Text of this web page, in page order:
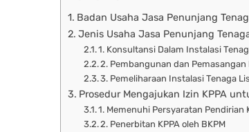
Badan Usaha Jasa Penunjang
Jenis Usaha Jasa Penunjang
1. Konsultansi Dalam Instalasi
2. Pembangunan dan
3. Pemeliharaan Instalasi Tenaga
Prosedur Mengajukan Izin KPPA
1. Memenuhi Persyaratan Pendirian
2. Penerbitan KPPA oleh BKPM